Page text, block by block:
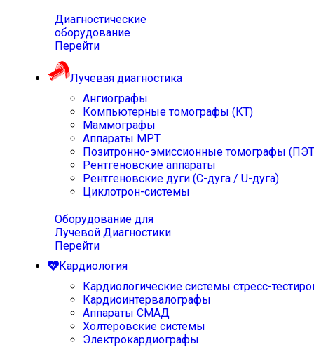
Диагностические
оборудование
Перейти
Лучевая диагностика
Ангиографы
Компьютерные томографы (КТ)
Маммографы
Аппараты МРТ
Позитронно-эмиссионные томографы
Рентгеновские аппараты
Рентгеновские дуги (С-дуга / U-дуга)
Циклотрон-системы
Оборудование для
Лучевой Диагностики
Перейти
Кардиология
Кардиологические системы стресс-
Кардиоинтервалографы
Аппараты СМАД
Холтеровские системы
Электрокардиографы